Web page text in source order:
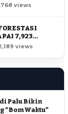
views
7,923
views
di Palu Bikin
“Bom Waktu”